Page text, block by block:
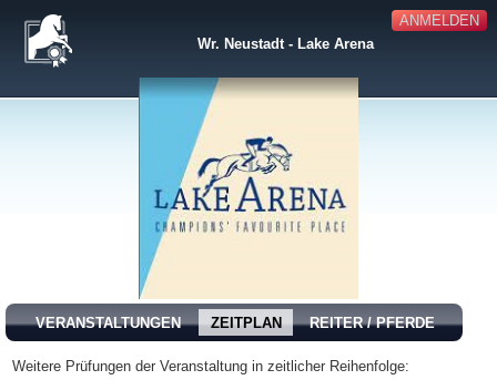
ANMELDEN
Wr. Neustadt - Lake Arena
VERANSTALTUNGEN ZEITPLAN REITER / PFERDE
Weitere Prüfungen der Veranstaltung in zeitlicher Reihenfolge: